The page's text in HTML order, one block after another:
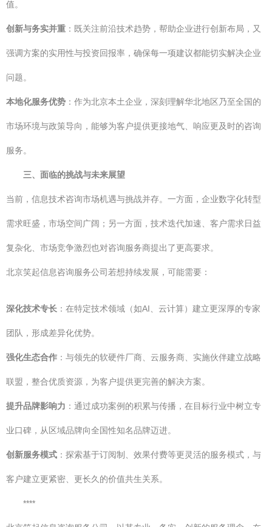
值。
创新与务实并重 ：既关注前沿技术趋势，帮助企业进行创新布局，又
强调方案的实用性与投资回报率，确保每一项建议都能切实解决企业
问题。
本地化服务优势 ：作为北京本土企业，深刻理解华北地区乃至全国的
市场环境与政策导向，能够为客户提供更接地气、响应更及时的咨询
服务。
三、面临的挑战与未来展望
当前，信息技术咨询市场机遇与挑战并存。一方面，企业数字化转型
需求旺盛，市场空间广阔；另一方面，技术迭代加速、客户需求日益
复杂化、市场竞争激烈也对咨询服务商提出了更高要求。
北京笑起信息咨询服务公司若想持续发展，可能需要：
深化技术专长 ：在特定技术领域（如AI、云计算）建立更深厚的专家
团队，形成差异化优势。
强化生态合作 ：与领先的软硬件厂商、云服务商、实施伙伴建立战略
联盟，整合优质资源，为客户提供更完善的解决方案。
提升品牌影响力 ：通过成功案例的积累与传播，在目标行业中树立专
业口碑，从区域品牌向全国性知名品牌迈进。
创新服务模式 ：探索基于订阅制、效果付费等更灵活的服务模式，与
客户建立更紧密、更长久的价值共生关系。
****